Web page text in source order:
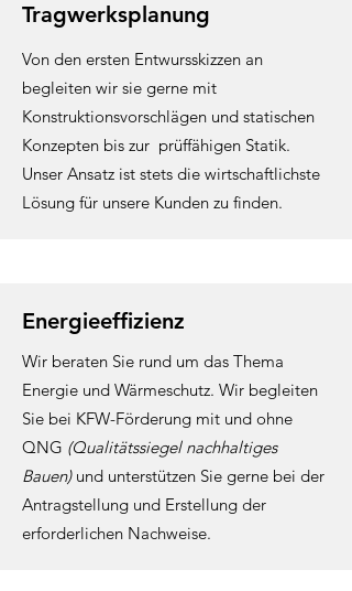
Tragwerksplanung
Von den ersten Entwursskizzen an
begleiten wir sie gerne mit
Konstruktionsvorschlägen und statischen
Konzepten bis zur prüffähigen Statik.
Unser Ansatz ist stets die wirtschaftlichste
Lösung für unsere Kunden zu finden.
Energieeffizienz
Wir beraten Sie rund um das Thema
Energie und Wärmeschutz. Wir begleiten
Sie bei KFW-Förderung mit und ohne
QNG (Qualitätssiegel nachhaltiges
Bauen) und unterstützen Sie gerne bei der
Antragstellung und Erstellung der
erforderlichen Nachweise.